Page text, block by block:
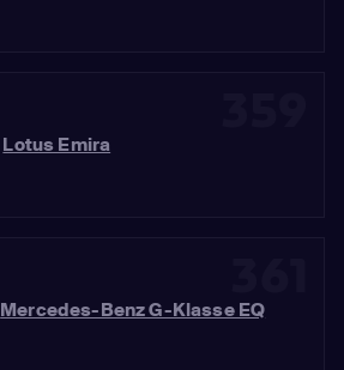
Lotus Emira
Mercedes-Benz G-Klasse EQ